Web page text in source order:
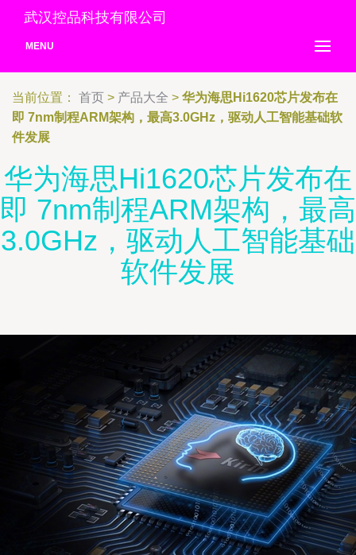
武汉控品科技有限公司
MENU
当前位置： 首页 > 产品大全 > 华为海思Hi1620芯片发布在
即 7nm制程ARM架构，最高3.0GHz，驱动人工智能基础软
件发展
华为海思Hi1620芯片发布在
即 7nm制程ARM架构，最高
3.0GHz，驱动人工智能基础
软件发展